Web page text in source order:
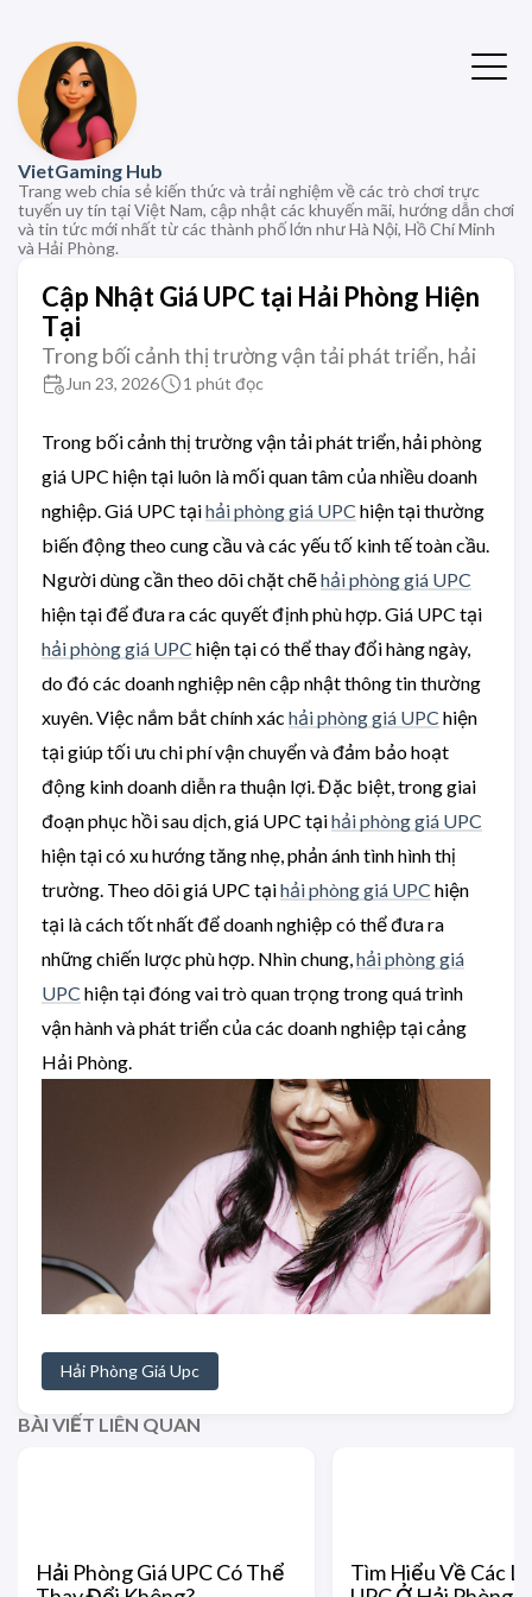
VietGaming Hub
Trang web chia sẻ kiến thức và trải nghiệm về các trò chơi trực
tuyến uy tín tại Việt Nam, cập nhật các khuyến mãi, hướng dẫn chơi
và tin tức mới nhất từ các thành phố lớn như Hà Nội, Hồ Chí Minh
và Hải Phòng.
Cập Nhật Giá UPC tại Hải Phòng Hiện
Tại
Trong bối cảnh thị trường vận tải phát triển, hải
Jun 23, 2026 1 phút đọc
Trong bối cảnh thị trường vận tải phát triển, hải phòng
giá UPC hiện tại luôn là mối quan tâm của nhiều doanh
nghiệp. Giá UPC tạihải phòng giá UPC hiện tại thường
biến động theo cung cầu và các yếu tố kinh tế toàn cầu.
Người dùng cần theo dõi chặt chẽhải phòng giá UPC
hiện tại để đưa ra các quyết định phù hợp. Giá UPC tại
hải phòng giá UPC hiện tại có thể thay đổi hàng ngày,
do đó các doanh nghiệp nên cập nhật thông tin thường
xuyên. Việc nắm bắt chính xác hải phòng giá UPC hiện
tại giúp tối ưu chi phí vận chuyển và đảm bảo hoạt
động kinh doanh diễn ra thuận lợi. Đặc biệt, trong giai
đoạn phục hồi sau dịch, giá UPC tạihải phòng giá UPC
hiện tại có xu hướng tăng nhẹ, phản ánh tình hình thị
trường. Theo dõi giá UPC tạihải phòng giá UPC hiện
tại là cách tốt nhất để doanh nghiệp có thể đưa ra
những chiến lược phù hợp. Nhìn chung,hải phòng giá
UPC hiện tại đóng vai trò quan trọng trong quá trình
vận hành và phát triển của các doanh nghiệp tại cảng
Hải Phòng.
Hải Phòng Giá Upc
BÀI VIẾT LIÊN QUAN
Hải Phòng Giá UPC Có Thể
Tìm Hiểu Về Các